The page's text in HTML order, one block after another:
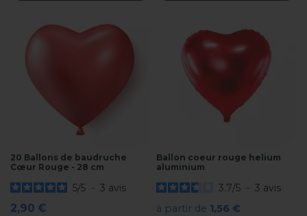
20 Ballons de baudruche
Cœur Rouge - 28 cm
5/5 - 3 avis
2,90 €
Ballon coeur rouge helium
aluminium
3.7/5 - 3 avis
à partir de 1,56 €